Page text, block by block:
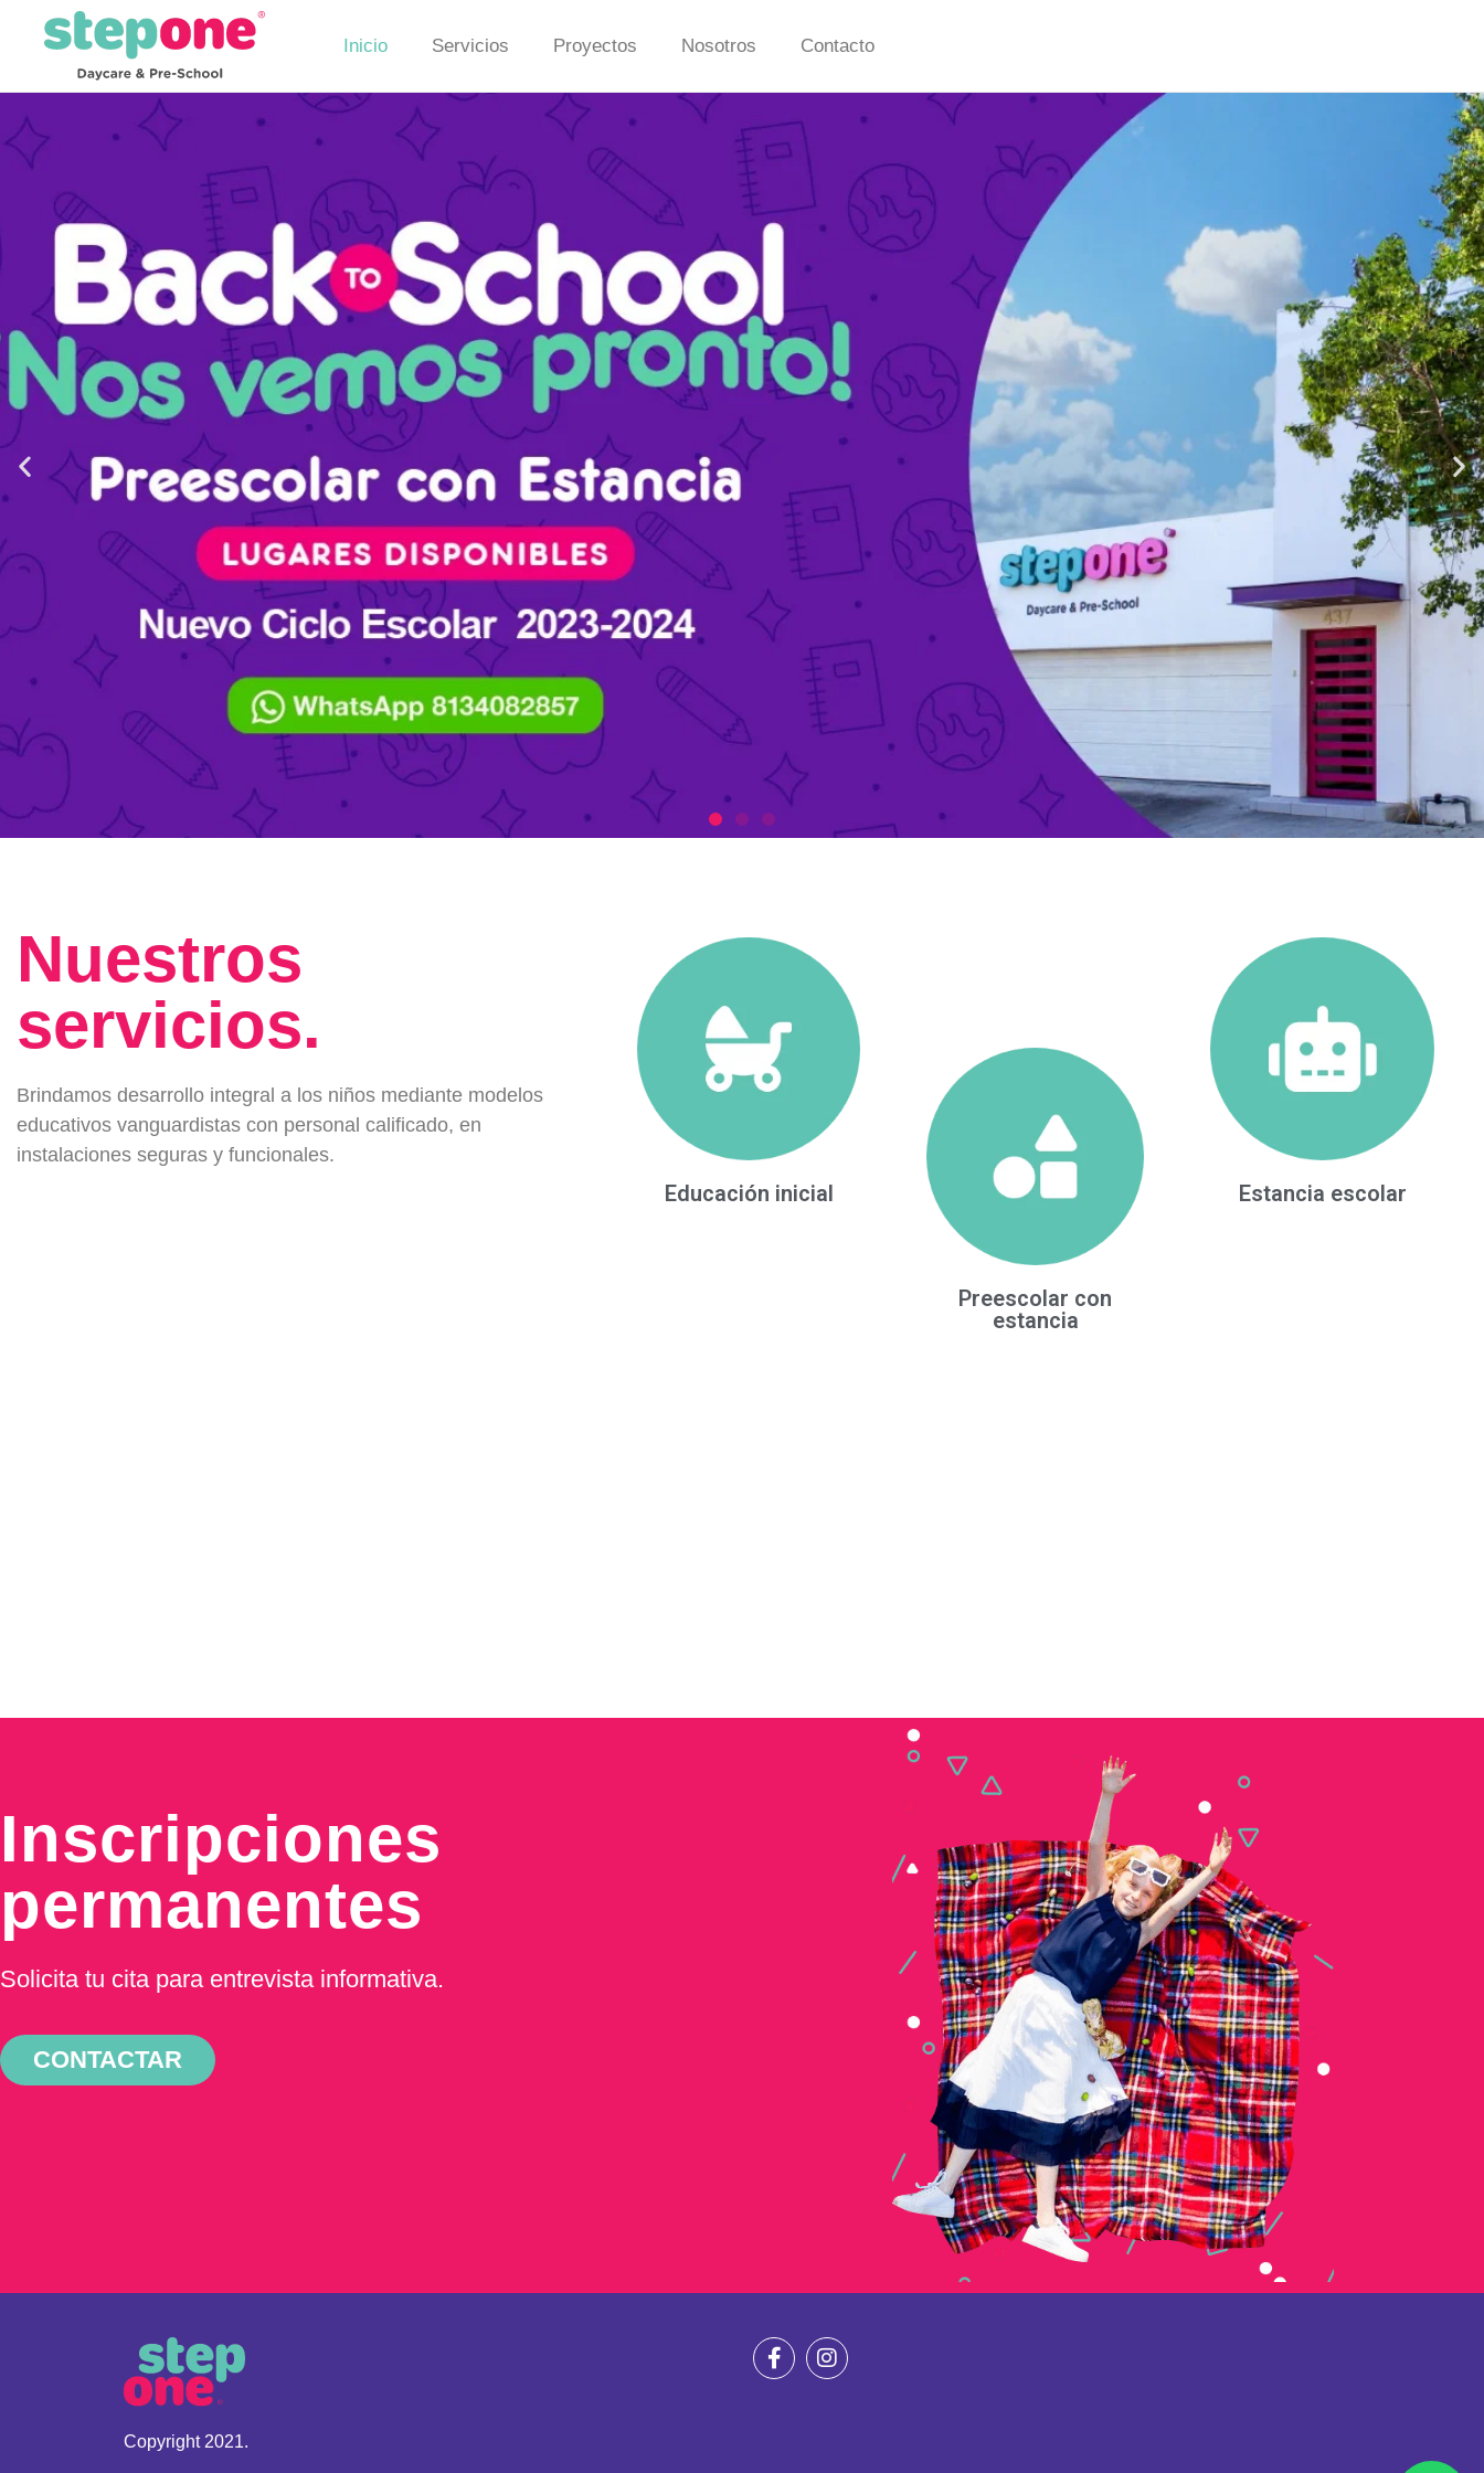
Inicio Servicios Proyectos Nosotros Contacto
Nuestros
servicios.
Brindamos desarrollo integral a los niños mediante modelos
educativos vanguardistas con personal calificado, en
instalaciones seguras y funcionales.
Educación inicial
Preescolar con
estancia
Estancia escolar
Inscripciones
permanentes
Solicita tu cita para entrevista informativa.
CONTACTAR
Copyright 2021.